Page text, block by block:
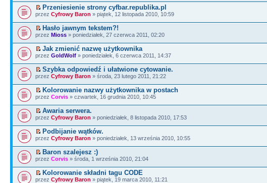
Przeniesienie strony cyfbar.republika.pl
przez Cyfrowy Baron » piątek, 12 listopada 2010, 10:59
Hasło jawnym tekstem?!
przez Mioss » poniedziałek, 27 czerwca 2011, 02:20
Jak zmienić nazwę użytkownika
przez GoldWolf » poniedziałek, 6 czerwca 2011, 14:37
Szybka odpowiedź i ułatwione cytowanie.
przez Cyfrowy Baron » środa, 23 lutego 2011, 21:22
Kolorowanie nazwy użytkownika w postach
przez Corvis » czwartek, 16 grudnia 2010, 10:45
Awaria serwera.
przez Cyfrowy Baron » poniedziałek, 8 listopada 2010, 17:53
Podbijanie wątków.
przez Cyfrowy Baron » poniedziałek, 13 września 2010, 10:55
Baron szalejesz :)
przez Corvis » środa, 1 września 2010, 21:04
Kolorowanie składni tagu CODE
przez Cyfrowy Baron » piątek, 19 marca 2010, 11:21